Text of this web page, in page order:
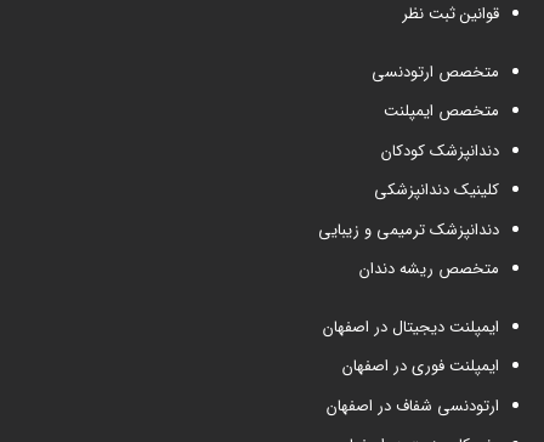
قوانین ثبت نظر
متخصص ارتودنسی
متخصص ایمپلنت
دندانپزشک کودکان
کلینیک دندانپزشکی
دندانپزشک ترمیمی و زیبایی
متخصص ریشه دندان
ایمپلنت دیجیتال در اصفهان
ایمپلنت فوری در اصفهان
ارتودنسی شفاف در اصفهان